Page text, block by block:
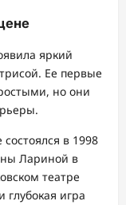
яркий
Ее первые
но они
в 1998
Лариной в
театре
глубокая игра